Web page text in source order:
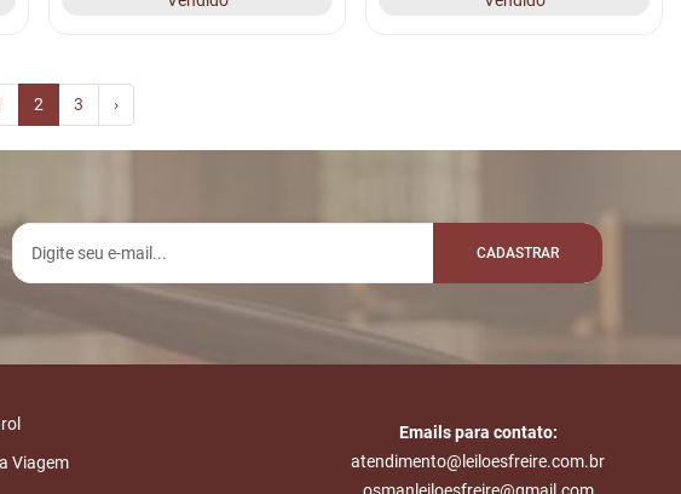
2 3 ›
CADASTRAR
Viagem
Emails para contato:
atendimento@leiloesfreire.com.br
osmanleiloesfreire@gmail.com